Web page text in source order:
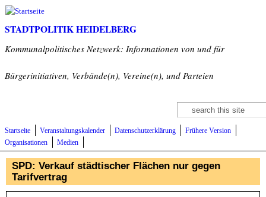
Direkt zum Inhalt
STADTPOLITIK HEIDELBERG
Kommunalpolitisches Netzwerk: Informationen von und für
Bürgerinitiativen, Verbände(n), Vereine(n), und Parteien
Suchformular
Suche
Startseite Veranstaltungskalender Datenschutzerklärung
Frühere Version
Organisationen
Medien
SPD: Verkauf städtischer Flächen nur gegen
Tarifvertrag